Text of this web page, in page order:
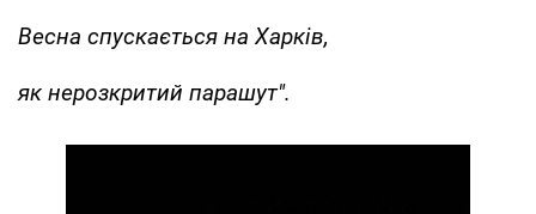
Весна спускається на Харків,
як нерозкритий парашут".